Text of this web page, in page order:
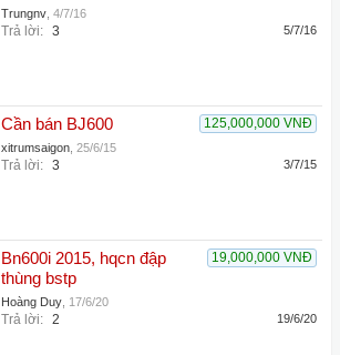
Trungnv 4/7/16
Trả lời: 3 5/7/16
125,000,000 VNĐ
Cần bán BJ600
xitrumsaigon 25/6/15
Trả lời: 3 3/7/15
19,000,000 VNĐ
Bn600i 2015, hqcn đập
thùng bstp
Hoàng Duy 17/6/20
Trả lời: 2 19/6/20